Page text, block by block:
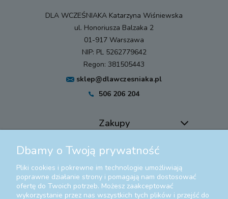
DLA WCZEŚNIAKA Katarzyna Wiśniewska
ul. Honoriusza Balzaka 2
01-917 Warszawa
NIP: PL 5262779642
Regon: 381505443
sklep@dlawczesniaka.pl
506 206 204
Zakupy
Pomoc
Moje konto
Dbamy o Twoją prywatność
Pliki cookies i pokrewne im technologie umożliwiają
poprawne działanie strony i pomagają nam dostosować
ofertę do Twoich potrzeb. Możesz zaakceptować
wykorzystanie przez nas wszystkich tych plików i przejść do